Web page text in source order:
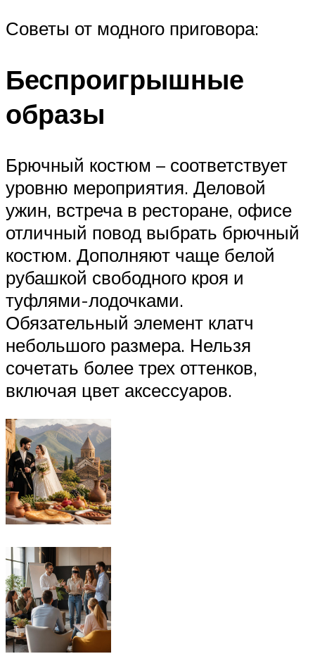
Советы от модного приговора:
Беспроигрышные
образы
Брючный костюм – соответствует
уровню мероприятия. Деловой
ужин, встреча в ресторане, офисе
отличный повод выбрать брючный
костюм. Дополняют чаще белой
рубашкой свободного кроя и
туфлями-лодочками.
Обязательный элемент клатч
небольшого размера. Нельзя
сочетать более трех оттенков,
включая цвет аксессуаров.